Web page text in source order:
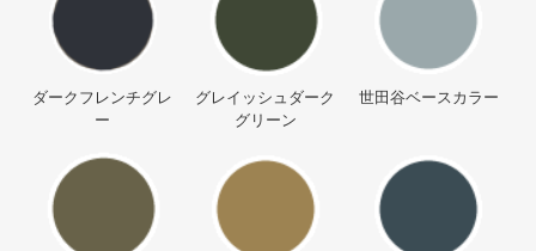
ダークフレンチグレ
ー
グレイッシュダーク
グリーン
世田谷ベースカラー